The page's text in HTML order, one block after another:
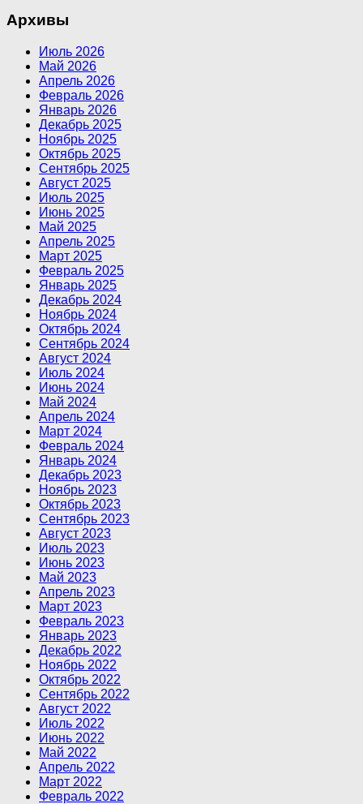
Архивы
Июль 2026
Май 2026
Апрель 2026
Февраль 2026
Январь 2026
Декабрь 2025
Ноябрь 2025
Октябрь 2025
Сентябрь 2025
Август 2025
Июль 2025
Июнь 2025
Май 2025
Апрель 2025
Март 2025
Февраль 2025
Январь 2025
Декабрь 2024
Ноябрь 2024
Октябрь 2024
Сентябрь 2024
Август 2024
Июль 2024
Июнь 2024
Май 2024
Апрель 2024
Март 2024
Февраль 2024
Январь 2024
Декабрь 2023
Ноябрь 2023
Октябрь 2023
Сентябрь 2023
Август 2023
Июль 2023
Июнь 2023
Май 2023
Апрель 2023
Март 2023
Февраль 2023
Январь 2023
Декабрь 2022
Ноябрь 2022
Октябрь 2022
Сентябрь 2022
Август 2022
Июль 2022
Июнь 2022
Май 2022
Апрель 2022
Март 2022
Февраль 2022